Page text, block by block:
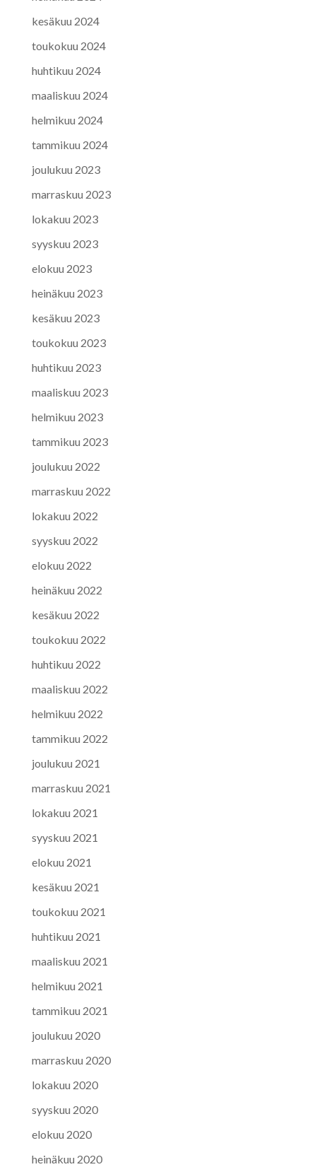
kesäkuu 2024
toukokuu 2024
huhtikuu 2024
maaliskuu 2024
helmikuu 2024
tammikuu 2024
joulukuu 2023
marraskuu 2023
lokakuu 2023
syyskuu 2023
elokuu 2023
heinäkuu 2023
kesäkuu 2023
toukokuu 2023
huhtikuu 2023
maaliskuu 2023
helmikuu 2023
tammikuu 2023
joulukuu 2022
marraskuu 2022
lokakuu 2022
syyskuu 2022
elokuu 2022
heinäkuu 2022
kesäkuu 2022
toukokuu 2022
huhtikuu 2022
maaliskuu 2022
helmikuu 2022
tammikuu 2022
joulukuu 2021
marraskuu 2021
lokakuu 2021
syyskuu 2021
elokuu 2021
kesäkuu 2021
toukokuu 2021
huhtikuu 2021
maaliskuu 2021
helmikuu 2021
tammikuu 2021
joulukuu 2020
marraskuu 2020
lokakuu 2020
syyskuu 2020
elokuu 2020
heinäkuu 2020